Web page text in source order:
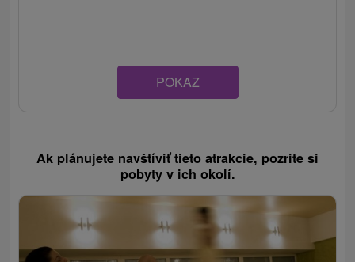
POKAZ
Ak plánujete navštíviť tieto atrakcie, pozrite si
pobyty v ich okolí.